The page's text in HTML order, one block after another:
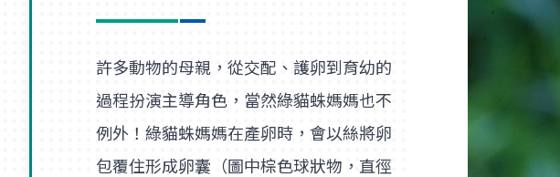
許多動物的母親，從交配、護卵到育幼的
過程扮演主導角色，當然綠貓蛛媽媽也不
例外！綠貓蛛媽媽在產卵時，會以絲將卵
包覆住形成卵囊（圖中棕色球狀物，直徑